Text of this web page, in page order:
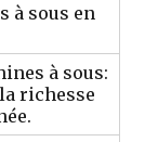
à sous en
à sous:
richesse